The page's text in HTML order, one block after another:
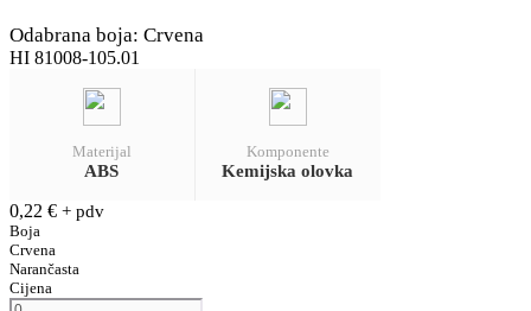
Odabrana boja: Crvena
HI 81008-105.01
Materijal
ABS
Komponente
Kemijska olovka
0,22 € + pdv
Boja
Crvena
Narančasta
Cijena